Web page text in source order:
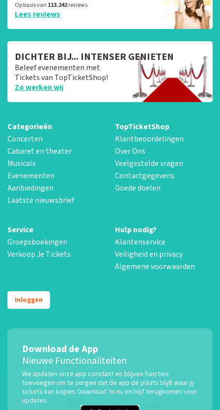
Op basis van 113.242reviews
Lees reviews
DICHTER BIJ... INTENSER GENIETEN
Beleef evenementen met
Tickets van TopTicketShop!
Zo werken wij
Categorieën
Concerten
Cabaret en theater
Musicals
Evenementen
Aanbiedingen
Laatste nieuwsbrief
TopTicketShop
Klantbeoordelingen
Over Ons
Veelgestelde vragen
Contactgegevens
Goede doelen
Service
Groepsboekingen
Verkoop Je Tickets
Hulp nodig?
Klantenservice
Veiligheid en privacy
Algemene voorwaarden
Inloggen
Download de App
Nieuwe Functionaliteiten
We updaten onze app constant en blijven functies
toevoegen om te zorgen dat de app dé plaats blijft waar jij
tickets kan kopen. Download 'm nu en blijf terugkomen voor
updates.